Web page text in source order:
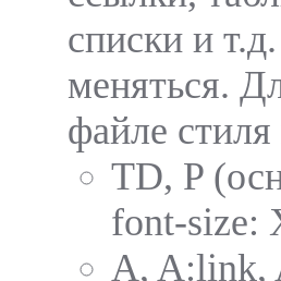
списки и
меняться.
файле стиля
TD, P
font-size:
A, A:link,